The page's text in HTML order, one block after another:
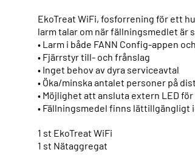
EkoTreat WiFi, fosforrening för ett
larm talar om när fällningsmedlet är
• Larm i både FANN Config-appen
• Fjärrstyr till- och frånslag
• Inget behov av dyra serviceavtal
• Öka/minska antalet personer på
• Möjlighet att ansluta extern LED
• Fällningsmedel finns lättillgängligt
1 st EkoTreat WiFi
1 st Nätaggregat